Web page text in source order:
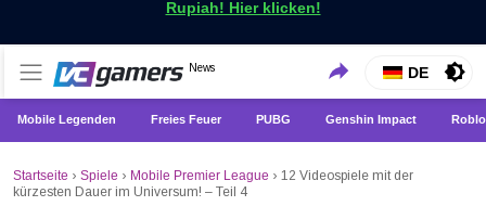
Rupiah! Hier klicken!
VCGamers-Neuigkeiten
News
Holen Sie sich die neuesten Spielnachrichten nur bei
VCGamers
DE
Mobile Legenden Freies Feuer PUBG Genshin Impact
Startseite › Spiele › Mobile Premier League › 12 Videospiele mit der
kürzesten Dauer im Universum! – Teil 4